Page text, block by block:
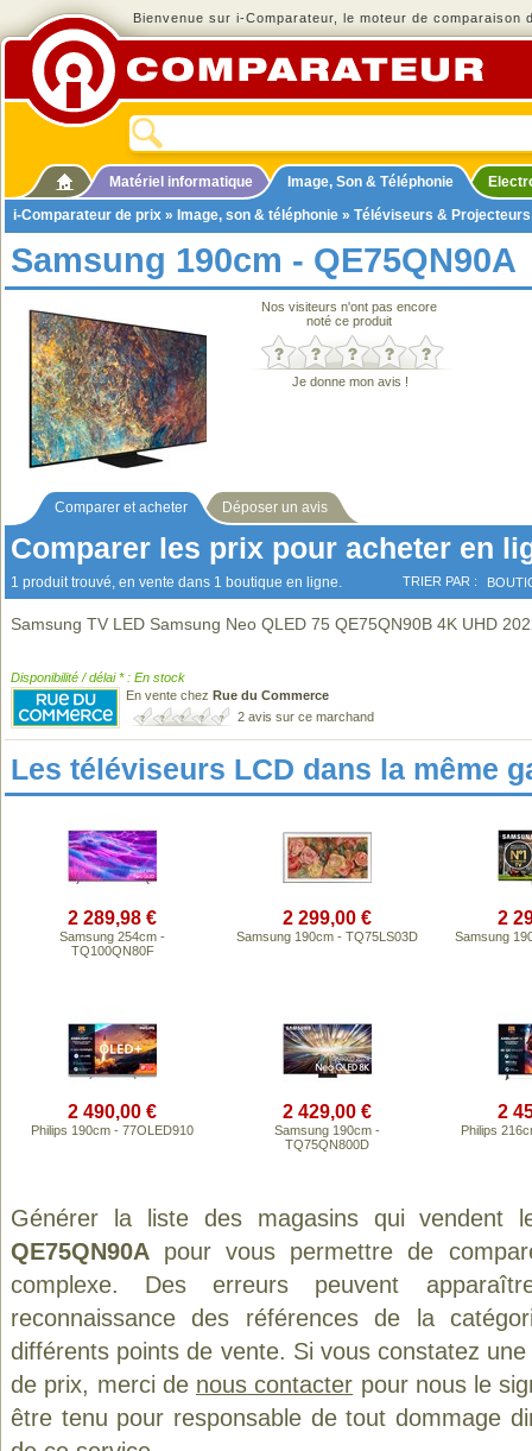
Bienvenue sur i-Comparateur, le moteur de comparaison
Matériel informatique Image, Son & Téléphonie
i-Comparateur de prix » Image, son & téléphonie » Téléviseurs & Projecteurs
Samsung 190cm - QE75QN90A
Nos visiteurs n'ont pas encore
noté ce produit
Je donne mon avis !
Comparer et acheter Déposer un avis
Comparer les prix pour acheter en
1 produit trouvé, en vente dans 1 boutique en ligne. TRIER PAR :
Samsung TV LED Samsung Neo QLED 75 QE75QN90B 4K UHD
Disponibilité / délai * : En stock
En vente chez Rue du Commerce
2 avis sur ce marchand
Les téléviseurs LCD dans la même
2 289,98 €
Samsung 254cm -
TQ100QN80F
2 299,00 €
Samsung 190cm - TQ75LS03D
2
Samsung
2 490,00 €
Philips 190cm - 77OLED910
2 429,00 €
Samsung 190cm -
TQ75QN800D
2
Philips
Générer la liste des magasins qui vendent
QE75QN90A pour vous permettre de
complexe. Des erreurs peuvent
reconnaissance des références de la
différents points de vente. Si vous constatez
de prix, merci de nous contacter pour nous le
être tenu pour responsable de tout dommage